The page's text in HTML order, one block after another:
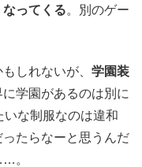
ってくる。別のゲー
しれないが、 学園装
学園があるのは別に
な制服なのは違和
たらなーと思うんだ
。